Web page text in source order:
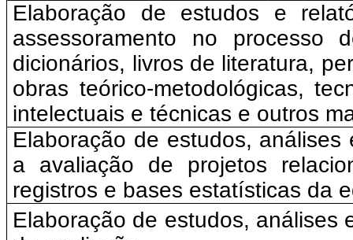
Elaboração de estudos e
assessoramento no processo
dicionários, livros de literatura,
obras teórico-metodológicas,
intelectuais e técnicas e outros
Elaboração de estudos,
a avaliação de projetos
registros e bases estatísticas da
Elaboração de estudos, análises